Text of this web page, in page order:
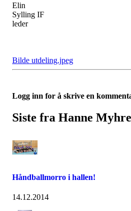
Elin
Sylling IF
leder
Bilde utdeling.jpeg
Logg inn for å skrive en
Siste fra Hanne
Håndballmorro i hallen!
14.12.2014